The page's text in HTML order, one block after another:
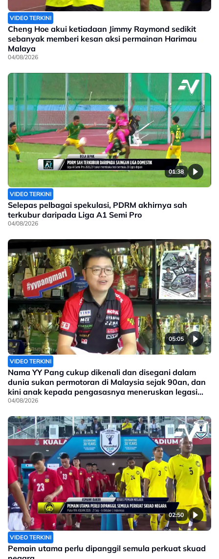
VIDEO TERKINI
Cheng Hoe akui ketiadaan Jimmy Raymond sedikit
sebanyak memberi kesan aksi permainan Harimau
Malaya
04/08/2026
01:38
VIDEO TERKINI
Selepas pelbagai spekulasi, PDRM akhirnya sah
terkubur daripada Liga A1 Semi Pro
04/08/2026
05:05
VIDEO TERKINI
Nama YY Pang cukup dikenali dan disegani dalam
dunia sukan permotoran di Malaysia sejak 90an, dan
kini anak kepada pengasasnya meneruskan legasi
yang telah ditinggalkan
04/08/2026
02:50
VIDEO TERKINI
Pemain utama perlu dipanggil semula perkuat skuad